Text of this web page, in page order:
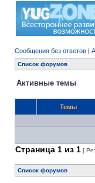
Сообщения без ответов |
Список форумов
Активные темы
Темы
Страница 1 из 1 [
Список форумов